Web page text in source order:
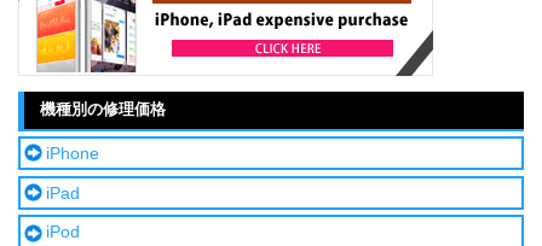
機種別の修理価格
iPhone
iPad
iPod